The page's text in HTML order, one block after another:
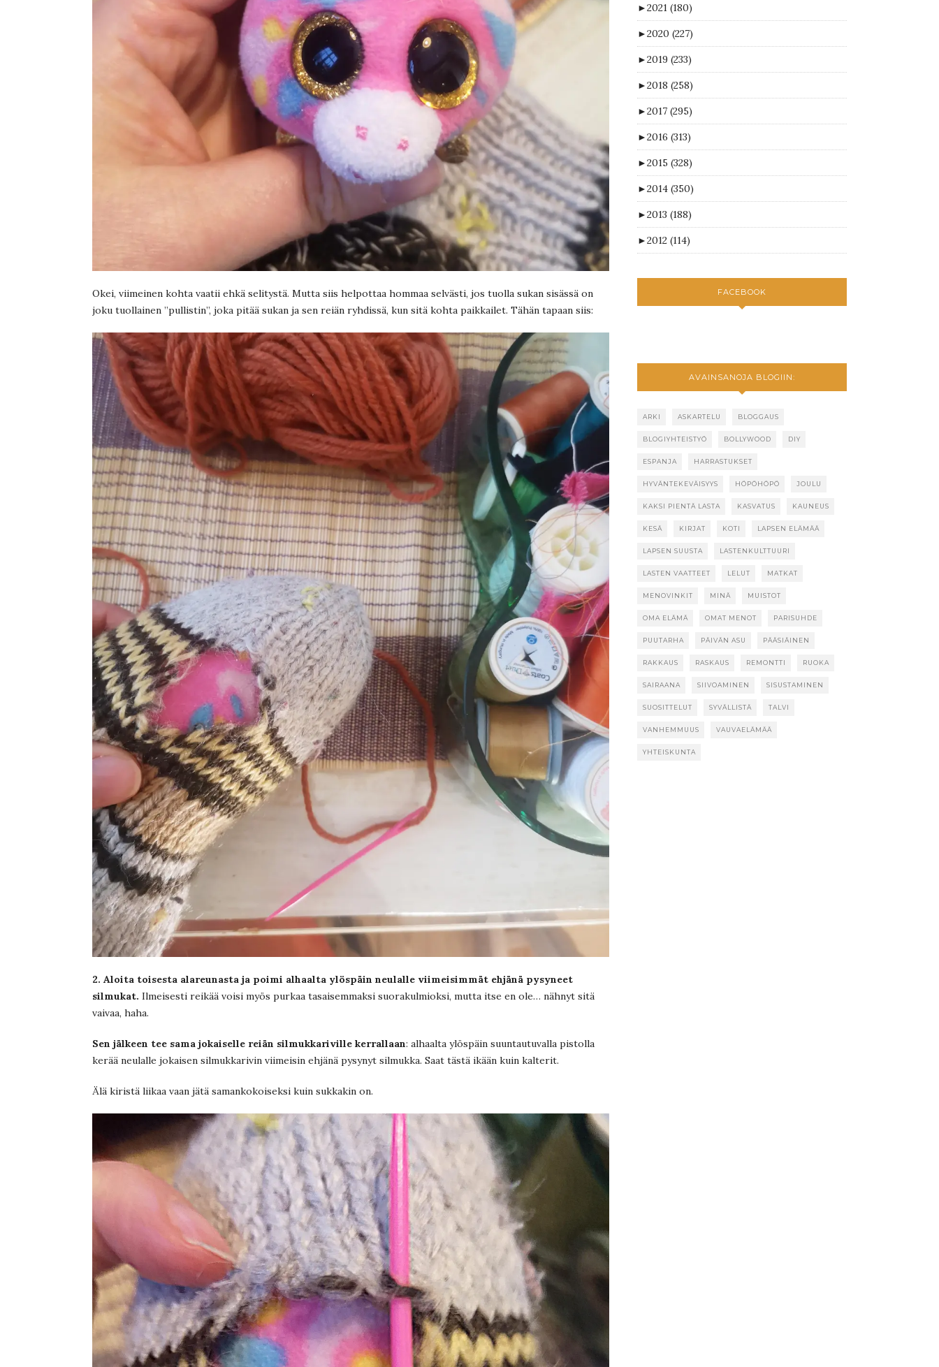
Okei, viimeinen kohta vaatii ehkä selitystä. Mutta siis helpottaa hommaa selvästi, jos tuolla sukan sisässä on
joku tuollainen ”pullistin”, joka pitää sukan ja sen reiän ryhdissä, kun sitä kohta paikkailet. Tähän tapaan siis:
2. Aloita toisesta alareunasta ja poimi alhaalta ylöspäin neulalle viimeisimmät ehjänä pysyneet
silmukat. Ilmeisesti reikää voisi myös purkaa tasaisemmaksi suorakulmioksi, mutta itse en ole… nähnyt sitä
vaivaa, haha.
Sen jälkeen tee sama jokaiselle reiän silmukkariville kerrallaan: alhaalta ylöspäin suuntautuvalla pistolla
kerää neulalle jokaisen silmukkarivin viimeisin ehjänä pysynyt silmukka. Saat tästä ikään kuin kalterit.
Älä kiristä liikaa vaan jätä samankokoiseksi kuin sukkakin on.
►2021 (180)
►2020 (227)
►2019 (233)
►2018 (258)
►2017 (295)
►2016 (313)
►2015 (328)
►2014 (350)
►2013 (188)
►2012 (114)
FACEBOOK
AVAINSANOJA BLOGIIN:
ARKI ASKARTELU BLOGGAUS
BLOGIYHTEISTYÖ BOLLYWOOD DIY
ESPANJA HARRASTUKSET
HYVÄNTEKEVÄISYYS HÖPÖHÖPÖ JOULU
KAKSI PIENTÄ LASTA KASVATUS KAUNEUS
KESÄ KIRJAT KOTI LAPSEN ELÄMÄÄ
LAPSEN SUUSTA LASTENKULTTUURI
LASTEN VAATTEET LELUT MATKAT
MENOVINKIT MINÄ MUISTOT
OMA ELÄMÄ OMAT MENOT PARISUHDE
PUUTARHA PÄIVÄN ASU PÄÄSIÄINEN
RAKKAUS RASKAUS REMONTTI RUOKA
SAIRAANA SIIVOAMINEN SISUSTAMINEN
SUOSITTELUT SYVÄLLISTÄ TALVI
VANHEMMUUS VAUVAELÄMÄÄ
YHTEISKUNTA